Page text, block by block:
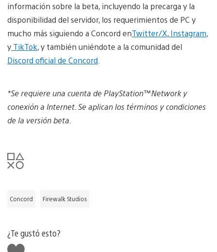
información sobre la beta, incluyendo la precarga y la
disponibilidad del servidor, los requerimientos de PC y
mucho más siguiendo a Concord enTwitter/X, Instagram,
y TikTok, y también uniéndote a la comunidad del
Discord oficial de Concord
*Se requiere una cuenta de PlayStation™Network y
conexión a Internet. Se aplican los términos y condiciones
de la versión beta.
Concord Firewalk Studios
¿Te gustó esto?
Me